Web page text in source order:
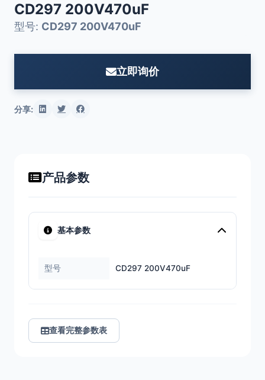
CD297 200V470uF
型号: CD297 200V470uF
立即询价
分享:
产品参数
基本参数
型号 CD297 200V470uF
查看完整参数表